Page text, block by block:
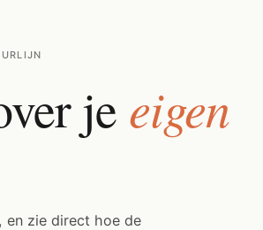
je eigen
en zie direct hoe de